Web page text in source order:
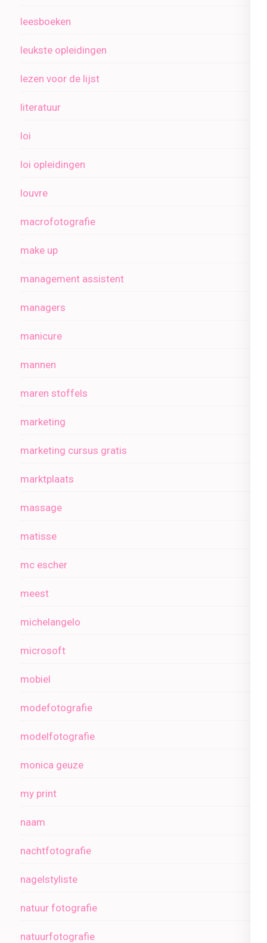
leesboeken
leukste opleidingen
lezen voor de lijst
literatuur
loi
loi opleidingen
louvre
macrofotografie
make up
management assistent
managers
manicure
mannen
maren stoffels
marketing
marketing cursus gratis
marktplaats
massage
matisse
mc escher
meest
michelangelo
microsoft
mobiel
modefotografie
modelfotografie
monica geuze
my print
naam
nachtfotografie
nagelstyliste
natuur fotografie
natuurfotografie